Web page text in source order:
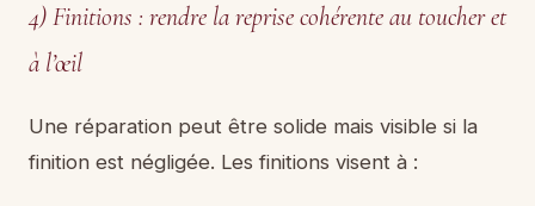
4) Finitions : rendre la reprise cohérente au toucher et
à l’œil
Une réparation peut être solide mais visible si la
finition est négligée. Les finitions visent à :